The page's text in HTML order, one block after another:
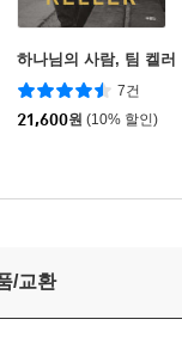
하나님의 사람, 팀 켈러
7건
21,600원 (10% 할인)
/교환